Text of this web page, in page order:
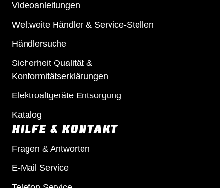
Videoanleitungen
Weltweite Händler & Service-Stellen
Händlersuche
Sicherheit Qualität &
Konformitätserklärungen
Elektroaltgeräte Entsorgung
Katalog
HILFE & KONTAKT
Fragen & Antworten
E-Mail Service